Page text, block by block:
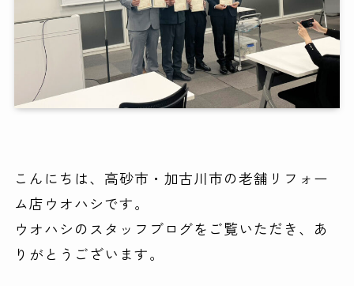
こんにちは、高砂市・加古川市の老舗リフォー
ム店ウオハシです。
ウオハシのスタッフブログをご覧いただき、あ
りがとうございます。